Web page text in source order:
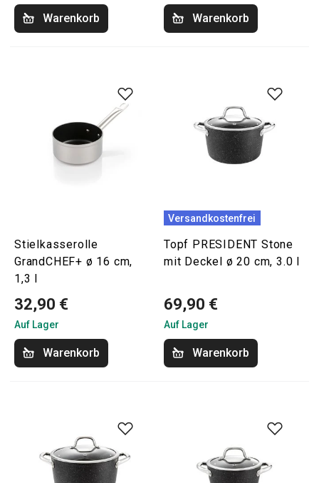
Warenkorb Warenkorb
Stielkasserolle
GrandCHEF+ ø 16 cm,
1,3 l
32,90 €
Auf Lager
Warenkorb
Versandkostenfrei
Topf PRESIDENT Stone
mit Deckel ø 20 cm, 3.0 l
69,90 €
Auf Lager
Warenkorb